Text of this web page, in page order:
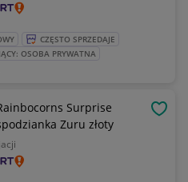
CZĘSTO SPRZEDAJE
OSOBA PRYWATNA
Surprise
Zuru złoty